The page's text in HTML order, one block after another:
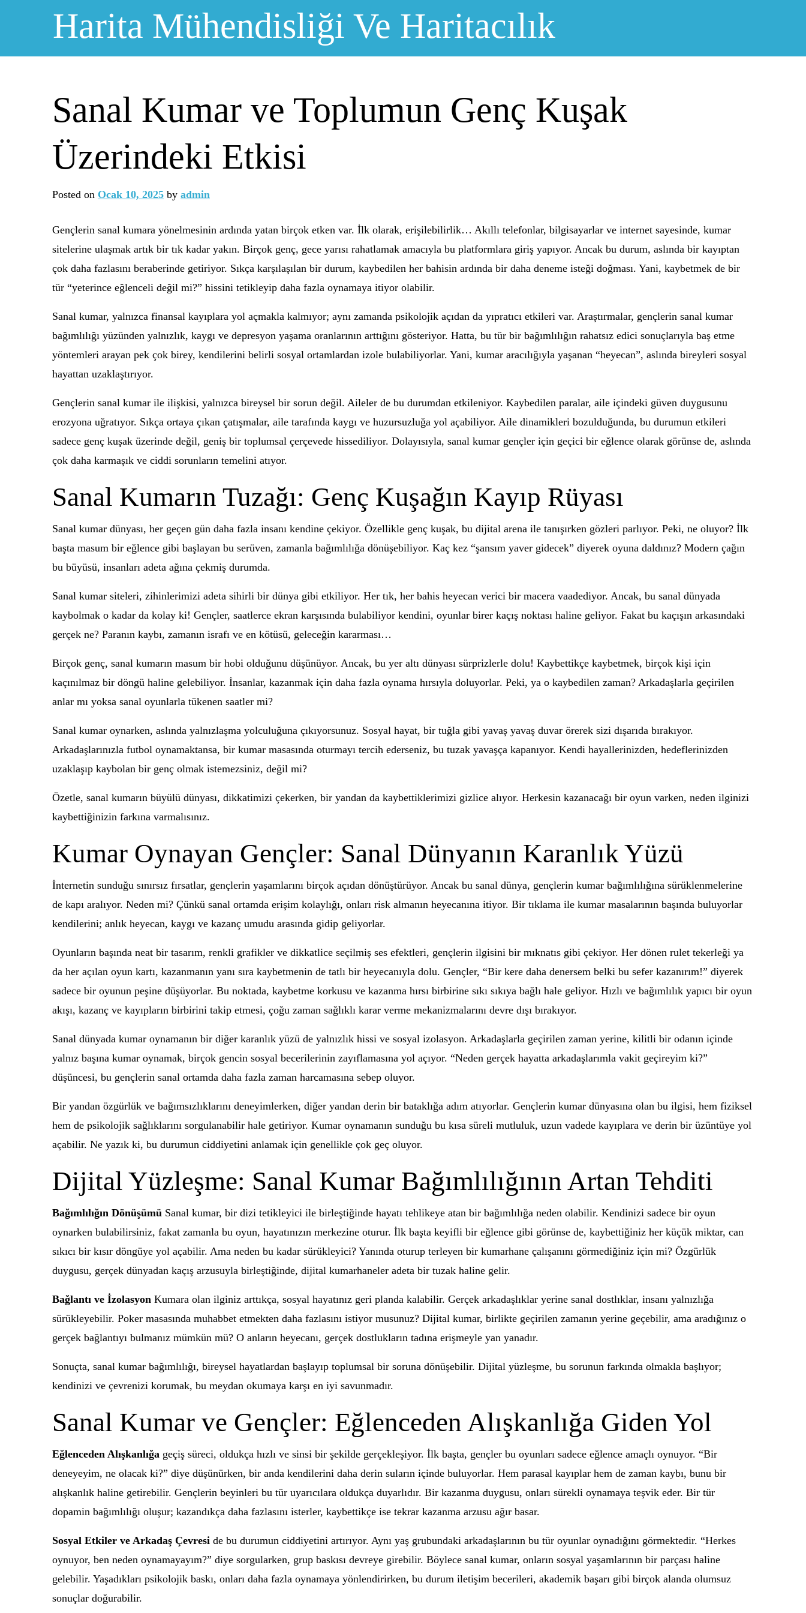
Harita Mühendisliği Ve Haritacılık
Sanal Kumar ve Toplumun Genç Kuşak
Üzerindeki Etkisi
Posted on Ocak 10, 2025 by admin
Gençlerin sanal kumara yönelmesinin ardında yatan birçok etken var. İlk olarak, erişilebilirlik… Akıllı telefonlar, bilgisayarlar ve internet sayesinde, kumar
sitelerine ulaşmak artık bir tık kadar yakın. Birçok genç, gece yarısı rahatlamak amacıyla bu platformlara giriş yapıyor. Ancak bu durum, aslında bir kayıptan
çok daha fazlasını beraberinde getiriyor. Sıkça karşılaşılan bir durum, kaybedilen her bahisin ardında bir daha deneme isteği doğması. Yani, kaybetmek de bir
tür “yeterince eğlenceli değil mi?” hissini tetikleyip daha fazla oynamaya itiyor olabilir.
Sanal kumar, yalnızca finansal kayıplara yol açmakla kalmıyor; aynı zamanda psikolojik açıdan da yıpratıcı etkileri var. Araştırmalar, gençlerin sanal kumar
bağımlılığı yüzünden yalnızlık, kaygı ve depresyon yaşama oranlarının arttığını gösteriyor. Hatta, bu tür bir bağımlılığın rahatsız edici sonuçlarıyla baş etme
yöntemleri arayan pek çok birey, kendilerini belirli sosyal ortamlardan izole bulabiliyorlar. Yani, kumar aracılığıyla yaşanan “heyecan”, aslında bireyleri sosyal
hayattan uzaklaştırıyor.
Gençlerin sanal kumar ile ilişkisi, yalnızca bireysel bir sorun değil. Aileler de bu durumdan etkileniyor. Kaybedilen paralar, aile içindeki güven duygusunu
erozyona uğratıyor. Sıkça ortaya çıkan çatışmalar, aile tarafında kaygı ve huzursuzluğa yol açabiliyor. Aile dinamikleri bozulduğunda, bu durumun etkileri
sadece genç kuşak üzerinde değil, geniş bir toplumsal çerçevede hissediliyor. Dolayısıyla, sanal kumar gençler için geçici bir eğlence olarak görünse de, aslında
çok daha karmaşık ve ciddi sorunların temelini atıyor.
Sanal Kumarın Tuzağı: Genç Kuşağın Kayıp Rüyası
Sanal kumar dünyası, her geçen gün daha fazla insanı kendine çekiyor. Özellikle genç kuşak, bu dijital arena ile tanışırken gözleri parlıyor. Peki, ne oluyor? İlk
başta masum bir eğlence gibi başlayan bu serüven, zamanla bağımlılığa dönüşebiliyor. Kaç kez “şansım yaver gidecek” diyerek oyuna daldınız? Modern çağın
bu büyüsü, insanları adeta ağına çekmiş durumda.
Sanal kumar siteleri, zihinlerimizi adeta sihirli bir dünya gibi etkiliyor. Her tık, her bahis heyecan verici bir macera vaadediyor. Ancak, bu sanal dünyada
kaybolmak o kadar da kolay ki! Gençler, saatlerce ekran karşısında bulabiliyor kendini, oyunlar birer kaçış noktası haline geliyor. Fakat bu kaçışın arkasındaki
gerçek ne? Paranın kaybı, zamanın israfı ve en kötüsü, geleceğin kararması…
Birçok genç, sanal kumarın masum bir hobi olduğunu düşünüyor. Ancak, bu yer altı dünyası sürprizlerle dolu! Kaybettikçe kaybetmek, birçok kişi için
kaçınılmaz bir döngü haline gelebiliyor. İnsanlar, kazanmak için daha fazla oynama hırsıyla doluyorlar. Peki, ya o kaybedilen zaman? Arkadaşlarla geçirilen
anlar mı yoksa sanal oyunlarla tükenen saatler mi?
Sanal kumar oynarken, aslında yalnızlaşma yolculuğuna çıkıyorsunuz. Sosyal hayat, bir tuğla gibi yavaş yavaş duvar örerek sizi dışarıda bırakıyor.
Arkadaşlarınızla futbol oynamaktansa, bir kumar masasında oturmayı tercih ederseniz, bu tuzak yavaşça kapanıyor. Kendi hayallerinizden, hedeflerinizden
uzaklaşıp kaybolan bir genç olmak istemezsiniz, değil mi?
Özetle, sanal kumarın büyülü dünyası, dikkatimizi çekerken, bir yandan da kaybettiklerimizi gizlice alıyor. Herkesin kazanacağı bir oyun varken, neden ilginizi
kaybettiğinizin farkına varmalısınız.
Kumar Oynayan Gençler: Sanal Dünyanın Karanlık Yüzü
İnternetin sunduğu sınırsız fırsatlar, gençlerin yaşamlarını birçok açıdan dönüştürüyor. Ancak bu sanal dünya, gençlerin kumar bağımlılığına sürüklenmelerine
de kapı aralıyor. Neden mi? Çünkü sanal ortamda erişim kolaylığı, onları risk almanın heyecanına itiyor. Bir tıklama ile kumar masalarının başında buluyorlar
kendilerini; anlık heyecan, kaygı ve kazanç umudu arasında gidip geliyorlar.
Oyunların başında neat bir tasarım, renkli grafikler ve dikkatlice seçilmiş ses efektleri, gençlerin ilgisini bir mıknatıs gibi çekiyor. Her dönen rulet tekerleği ya
da her açılan oyun kartı, kazanmanın yanı sıra kaybetmenin de tatlı bir heyecanıyla dolu. Gençler, “Bir kere daha denersem belki bu sefer kazanırım!” diyerek
sadece bir oyunun peşine düşüyorlar. Bu noktada, kaybetme korkusu ve kazanma hırsı birbirine sıkı sıkıya bağlı hale geliyor. Hızlı ve bağımlılık yapıcı bir oyun
akışı, kazanç ve kayıpların birbirini takip etmesi, çoğu zaman sağlıklı karar verme mekanizmalarını devre dışı bırakıyor.
Sanal dünyada kumar oynamanın bir diğer karanlık yüzü de yalnızlık hissi ve sosyal izolasyon. Arkadaşlarla geçirilen zaman yerine, kilitli bir odanın içinde
yalnız başına kumar oynamak, birçok gencin sosyal becerilerinin zayıflamasına yol açıyor. “Neden gerçek hayatta arkadaşlarımla vakit geçireyim ki?”
düşüncesi, bu gençlerin sanal ortamda daha fazla zaman harcamasına sebep oluyor.
Bir yandan özgürlük ve bağımsızlıklarını deneyimlerken, diğer yandan derin bir bataklığa adım atıyorlar. Gençlerin kumar dünyasına olan bu ilgisi, hem fiziksel
hem de psikolojik sağlıklarını sorgulanabilir hale getiriyor. Kumar oynamanın sunduğu bu kısa süreli mutluluk, uzun vadede kayıplara ve derin bir üzüntüye yol
açabilir. Ne yazık ki, bu durumun ciddiyetini anlamak için genellikle çok geç oluyor.
Dijital Yüzleşme: Sanal Kumar Bağımlılığının Artan Tehditi
Bağımlılığın Dönüşümü Sanal kumar, bir dizi tetikleyici ile birleştiğinde hayatı tehlikeye atan bir bağımlılığa neden olabilir. Kendinizi sadece bir oyun
oynarken bulabilirsiniz, fakat zamanla bu oyun, hayatınızın merkezine oturur. İlk başta keyifli bir eğlence gibi görünse de, kaybettiğiniz her küçük miktar, can
sıkıcı bir kısır döngüye yol açabilir. Ama neden bu kadar sürükleyici? Yanında oturup terleyen bir kumarhane çalışanını görmediğiniz için mi? Özgürlük
duygusu, gerçek dünyadan kaçış arzusuyla birleştiğinde, dijital kumarhaneler adeta bir tuzak haline gelir.
Bağlantı ve İzolasyon Kumara olan ilginiz arttıkça, sosyal hayatınız geri planda kalabilir. Gerçek arkadaşlıklar yerine sanal dostlıklar, insanı yalnızlığa
sürükleyebilir. Poker masasında muhabbet etmekten daha fazlasını istiyor musunuz? Dijital kumar, birlikte geçirilen zamanın yerine geçebilir, ama aradığınız o
gerçek bağlantıyı bulmanız mümkün mü? O anların heyecanı, gerçek dostlukların tadına erişmeyle yan yanadır.
Sonuçta, sanal kumar bağımlılığı, bireysel hayatlardan başlayıp toplumsal bir soruna dönüşebilir. Dijital yüzleşme, bu sorunun farkında olmakla başlıyor;
kendinizi ve çevrenizi korumak, bu meydan okumaya karşı en iyi savunmadır.
Sanal Kumar ve Gençler: Eğlenceden Alışkanlığa Giden Yol
Eğlenceden Alışkanlığa geçiş süreci, oldukça hızlı ve sinsi bir şekilde gerçekleşiyor. İlk başta, gençler bu oyunları sadece eğlence amaçlı oynuyor. “Bir
deneyeyim, ne olacak ki?” diye düşünürken, bir anda kendilerini daha derin suların içinde buluyorlar. Hem parasal kayıplar hem de zaman kaybı, bunu bir
alışkanlık haline getirebilir. Gençlerin beyinleri bu tür uyarıcılara oldukça duyarlıdır. Bir kazanma duygusu, onları sürekli oynamaya teşvik eder. Bir tür
dopamin bağımlılığı oluşur; kazandıkça daha fazlasını isterler, kaybettikçe ise tekrar kazanma arzusu ağır basar.
Sosyal Etkiler ve Arkadaş Çevresi de bu durumun ciddiyetini artırıyor. Aynı yaş grubundaki arkadaşlarının bu tür oyunlar oynadığını görmektedir. “Herkes
oynuyor, ben neden oynamayayım?” diye sorgularken, grup baskısı devreye girebilir. Böylece sanal kumar, onların sosyal yaşamlarının bir parçası haline
gelebilir. Yaşadıkları psikolojik baskı, onları daha fazla oynamaya yönlendirirken, bu durum iletişim becerileri, akademik başarı gibi birçok alanda olumsuz
sonuçlar doğurabilir.